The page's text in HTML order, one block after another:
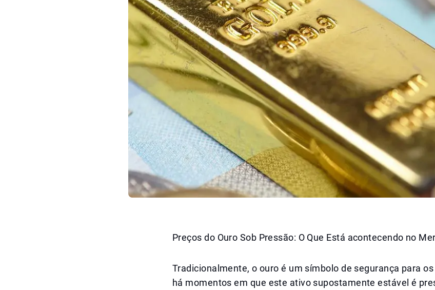
Preços do Ouro Sob Pressão: O Que Está acontecendo no
Tradicionalmente, o ouro é um símbolo de segurança para
há momentos em que este ativo supostamente estável é